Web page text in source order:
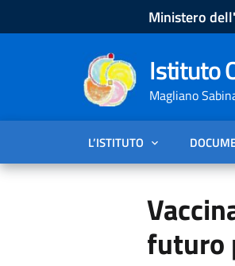
Ministero
Istituto
Magliano
L’ISTITUTO
futuro